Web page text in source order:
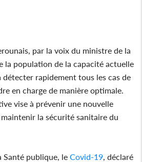
par la voix du ministre de la
la population de la capacité actuelle
rapidement tous les cas de
en charge de manière optimale.
vise à prévenir une nouvelle
la sécurité sanitaire du
Santé publique, leCovid-19 , déclaré